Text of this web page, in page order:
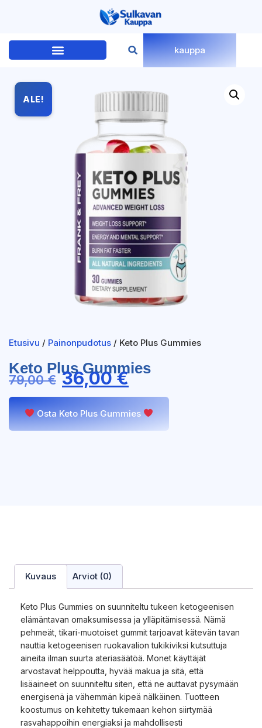
kauppa
ALE!
Etusivu / Painonpudotus / Keto Plus Gummies
Keto Plus Gummies
79,00€ 36,00€
Osta Keto Plus Gummies
Kuvaus Arviot (0)
Keto Plus Gummies on suunniteltu tukeen ketogeenisen
elämäntavan omaksumisessa ja ylläpitämisessä. Nämä
pehmeät, tikari-muotoiset gummit tarjoavat kätevän tavan
nauttia ketogeenisen ruokavalion tukikiviksi kutsuttuja
aineita ilman suurta ateriasäätöä. Monet käyttäjät
arvostavat helppoutta, hyvää makua ja sitä, että
lisäaineet on suunniteltu siten, että ne auttavat pysymään
energisenä ja vähemmän kipeä nälkäinen. Tuotteen
koostumus on kehitetty tukemaan kehon siirtymää
rasvahappoihin energiaksi ja mahdollisesti